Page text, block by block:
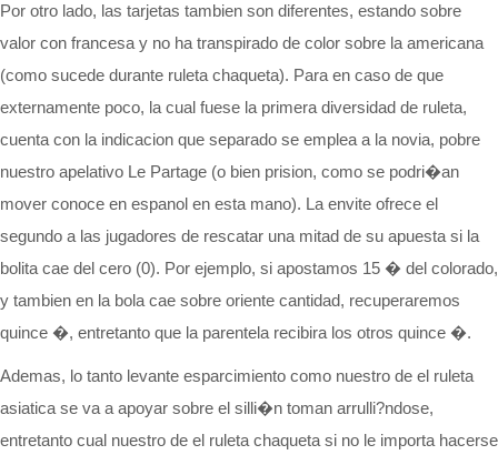
Por otro lado, las tarjetas tambien son diferentes, estando sobre
valor con francesa y no ha transpirado de color sobre la americana
(como sucede durante ruleta chaqueta). Para en caso de que
externamente poco, la cual fuese la primera diversidad de ruleta,
cuenta con la indicacion que separado se emplea a la novia, pobre
nuestro apelativo Le Partage (o bien prision, como se podri�an
mover conoce en espanol en esta mano). La envite ofrece el
segundo a las jugadores de rescatar una mitad de su apuesta si la
bolita cae del cero (0). Por ejemplo, si apostamos 15 � del colorado,
y tambien en la bola cae sobre oriente cantidad, recuperaremos
quince �, entretanto que la parentela recibira los otros quince �.
Ademas, lo tanto levante esparcimiento como nuestro de el ruleta
asiatica se va a apoyar sobre el silli�n toman arrulli?ndose,
entretanto cual nuestro de el ruleta chaqueta si no le importa hacerse